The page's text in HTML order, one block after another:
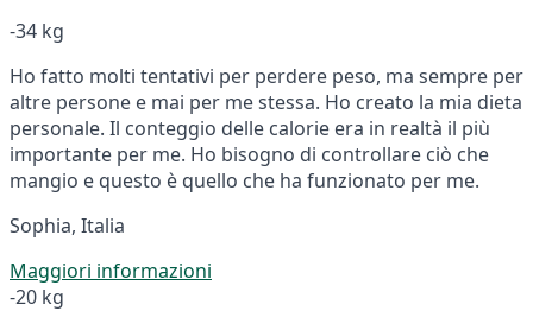
-34 kg
Ho fatto molti tentativi per perdere peso, ma sempre per
altre persone e mai per me stessa. Ho creato la mia dieta
personale. Il conteggio delle calorie era in realtà il più
importante per me. Ho bisogno di controllare ciò che
mangio e questo è quello che ha funzionato per me.
Sophia, Italia
Maggiori informazioni
-20 kg